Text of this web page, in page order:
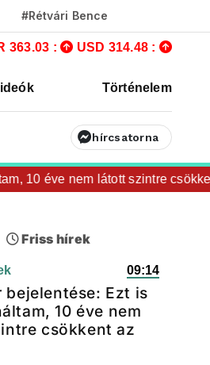
#Rétvári Bence
363.03 : USD 314.48 :
Történelem
hírcsatorna
éve nem látott szintre csökkent
Friss hírek
09:14
bejelentése: Ezt is
10 éve nem
csökkent az